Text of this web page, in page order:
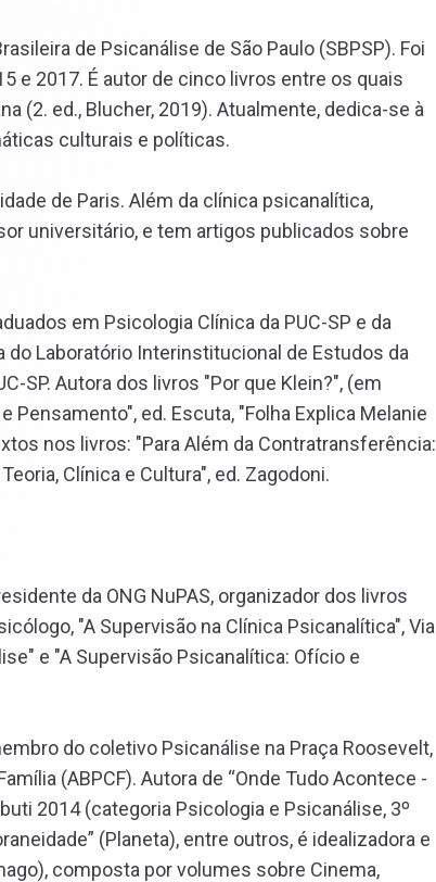
de Psicanálise de São Paulo (SBPSP). Foi
e 2017. É autor de cinco livros entre os quais
(2. ed., Blucher, 2019). Atualmente, dedica-se à
culturais e políticas.
de Paris. Além da clínica psicanalítica,
universitário, e tem artigos publicados sobre
em Psicologia Clínica da PUC-SP e da
do Laboratório Interinstitucional de Estudos da
SP. Autora dos livros "Por que Klein?", (em
Pensamento", ed. Escuta, "Folha Explica Melanie
nos livros: "Para Além da Contratransferência:
Clínica e Cultura", ed. Zagodoni.
da ONG NuPAS, organizador dos livros
"A Supervisão na Clínica Psicanalítica", Via
e "A Supervisão Psicanalítica: Ofício e
do coletivo Psicanálise na Praça Roosevelt,
(ABPCF). Autora de “Onde Tudo Acontece -
2014 (categoria Psicologia e Psicanálise, 3º
(Planeta), entre outros, é idealizadora e
composta por volumes sobre Cinema,